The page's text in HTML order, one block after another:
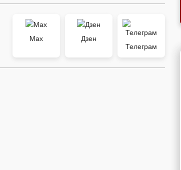
Max
Дзен
Телеграм